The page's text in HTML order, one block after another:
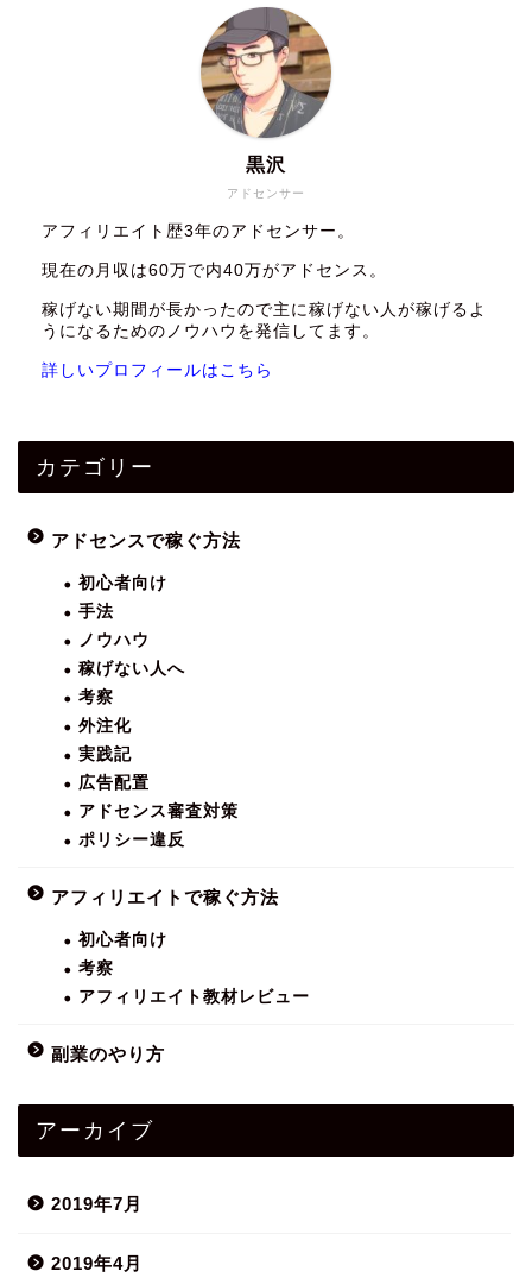
アドセンサー
黒沢
アフィリエイト歴3年のアドセンサー。
現在の月収は60万で内40万がアドセンス。
稼げない期間が長かったので主に稼げない人が稼げるよ
うになるためのノウハウを発信してます。
詳しいプロフィールはこちら
カテゴリー
アドセンスで稼ぐ方法
初心者向け
手法
ノウハウ
稼げない人へ
考察
外注化
実践記
広告配置
アドセンス審査対策
ポリシー違反
アフィリエイトで稼ぐ方法
初心者向け
考察
アフィリエイト教材レビュー
副業のやり方
アーカイブ
2019年7月
2019年4月